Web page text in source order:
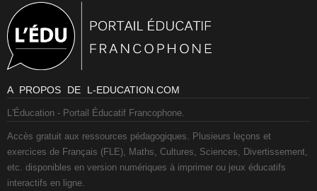
A PROPOS DE L-EDUCATION.COM
L'Éducation - Portail Éducatif Francophone.
Accès gratuit aux ressources pédagogiques. Plusieurs leçons et
exercices de Français (FLE), Maths, Cultures, Sciences, Divertissement,
etc. disponibles en version numériques à imprimer ou jeux éducatifs
interactifs en ligne.